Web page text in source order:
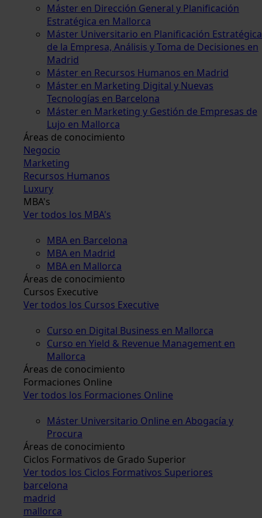
Máster en Dirección General y Planificación
Estratégica en Mallorca
Máster Universitario en Planificación Estratégica
de la Empresa, Análisis y Toma de Decisiones en
Madrid
Máster en Recursos Humanos en Madrid
Máster en Marketing Digital y Nuevas
Tecnologías en Barcelona
Máster en Marketing y Gestión de Empresas de
Lujo en Mallorca
Áreas de conocimiento
Negocio
Marketing
Recursos Humanos
Luxury
MBA's
Ver todos los MBA's
MBA en Barcelona
MBA en Madrid
MBA en Mallorca
Áreas de conocimiento
Cursos Executive
Ver todos los Cursos Executive
Curso en Digital Business en Mallorca
Curso en Yield & Revenue Management en
Mallorca
Áreas de conocimiento
Formaciones Online
Ver todos los Formaciones Online
Máster Universitario Online en Abogacía y
Procura
Áreas de conocimiento
Ciclos Formativos de Grado Superior
Ver todos los Ciclos Formativos Superiores
barcelona
madrid
mallorca